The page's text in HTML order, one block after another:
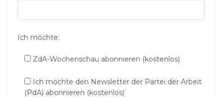
Ich möchte:
ZdA-Wochenschau abonnieren (kostenlos)
Ich möchte den Newsletter der Partei der Arbeit
(PdA) abonnieren (kostenlos)